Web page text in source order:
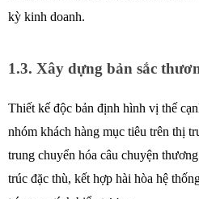
kỳ kinh doanh.
1.3. Xây dựng bản sắc
Thiết kế độc bản định hình vị thế
nhóm khách hàng mục tiêu trên thị
trung chuyển hóa câu chuyện
trúc đặc thù, kết hợp hài hòa hệ